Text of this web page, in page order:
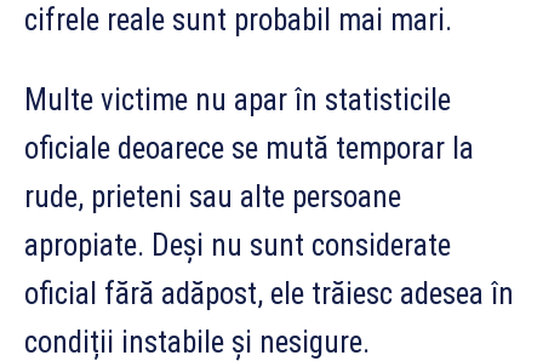
cifrele reale sunt probabil mai mari.
Multe victime nu apar în statisticile
oficiale deoarece se mută temporar la
rude, prieteni sau alte persoane
apropiate. Deși nu sunt considerate
oficial fără adăpost, ele trăiesc adesea în
condiții instabile și nesigure.